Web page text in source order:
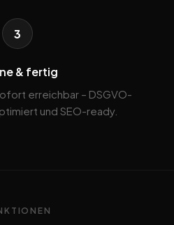
3
& fertig
erreichbar – DSGVO-
und SEO-ready.